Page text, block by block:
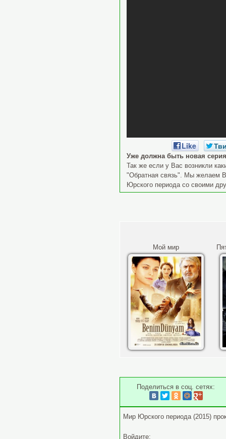
Like
Уже должна быть новая
Так же если у Вас возникли
"Обратная связь". Мы желаем
Юрского периода со своими
Мой мир
Поделиться в соц. сетях:
Мир Юрского периода (2015)
Войдите: